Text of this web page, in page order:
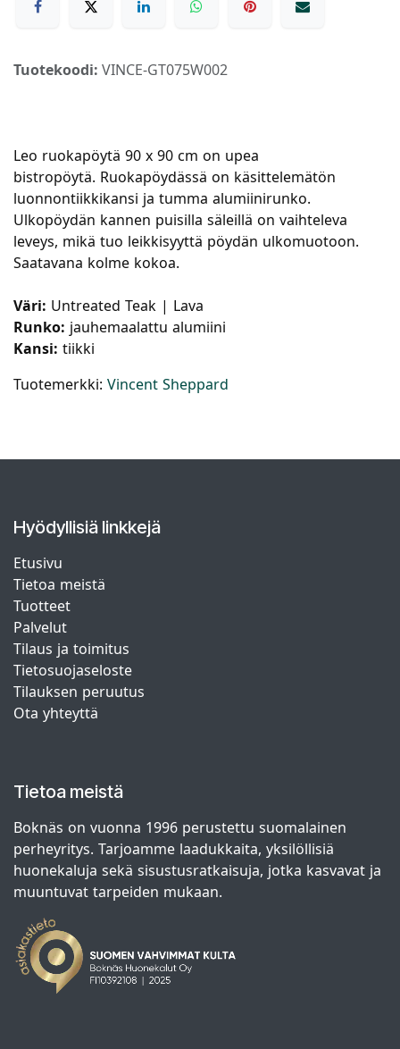
Tuotekoodi: VINCE-GT075W002
Leo ruokapöytä 90 x 90 cm on upea
bistropöytä. Ruokapöydässä on käsittelemätön
luonnontiikkikansi ja tumma alumiinirunko.
Ulkopöydän kannen puisilla säleillä on vaihteleva
leveys, mikä tuo leikkisyyttä pöydän ulkomuotoon.
Saatavana kolme kokoa.
Väri: Untreated Teak | Lava
Runko: jauhemaalattu alumiini
Kansi: tiikki
Tuotemerkki: Vincent Sheppard
Hyödyllisiä linkkejä
Etusivu
Tietoa meistä
Tuotteet
Palvelut
Tilaus ja toimitus
Tietosuojaseloste
Tilauksen peruutus
Ota yhteyttä
Tietoa meistä
Boknäs on vuonna 1996 perustettu suomalainen
perheyritys. Tarjoamme laadukkaita, yksilöllisiä
huonekaluja sekä sisustusratkaisuja, jotka kasvavat ja
muuntuvat tarpeiden mukaan.